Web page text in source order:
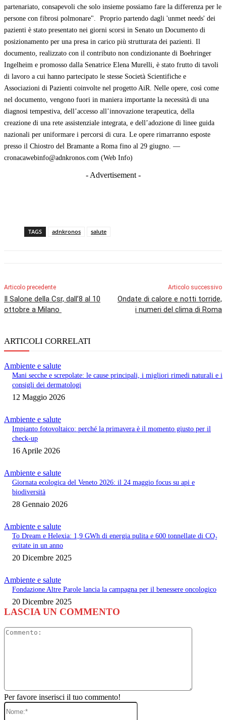
partenariato, consapevoli che solo insieme possiamo fare la differenza per le
persone con fibrosi polmonare". Proprio partendo dagli 'unmet needs' dei
pazienti è stato presentato nei giorni scorsi in Senato un Documento di
posizionamento per una presa in carico più strutturata dei pazienti. Il
documento, realizzato con il contributo non condizionante di Boehringer
Ingelheim e promosso dalla Senatrice Elena Murelli, è stato frutto di tavoli
di lavoro a cui hanno partecipato le stesse Società Scientifiche e
Associazioni di Pazienti coinvolte nel progetto AiR. Nelle opere, così come
nel documento, vengono fuori in maniera importante la necessità di una
diagnosi tempestiva, dell’accesso all’innovazione terapeutica, della
creazione di una rete assistenziale integrata, e dell’adozione di linee guida
nazionali per uniformare i percorsi di cura. Le opere rimarranno esposte
presso il Chiostro del Bramante a Roma fino al 29 giugno. —
cronacawebinfo@adnkronos.com (Web Info)
- Advertisement -
TAGS adnkronos salute
Articolo precedente
Il Salone della Csr, dall’8 al 10
ottobre a Milano
Articolo successivo
Ondate di calore e notti torride,
i numeri del clima di Roma
ARTICOLI CORRELATI
Ambiente e salute
Mani secche e screpolate: le cause principali, i migliori rimedi naturali e i
consigli dei dermatologi
12 Maggio 2026
Ambiente e salute
Impianto fotovoltaico: perché la primavera è il momento giusto per il
check-up
16 Aprile 2026
Ambiente e salute
Giornata ecologica del Veneto 2026: il 24 maggio focus su api e
biodiversità
28 Gennaio 2026
Ambiente e salute
To Dream e Helexia: 1,9 GWh di energia pulita e 600 tonnellate di CO₂
evitate in un anno
20 Dicembre 2025
Ambiente e salute
Fondazione Altre Parole lancia la campagna per il benessere oncologico
20 Dicembre 2025
LASCIA UN COMMENTO
Per favore inserisci il tuo commento!
Nome:*